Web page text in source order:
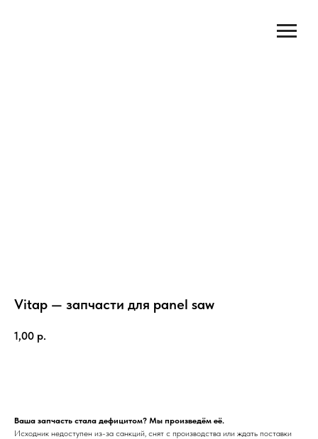
Vitap — запчасти для panel saw
1,00 р.
Ваша запчасть стала дефицитом? Мы произведём её.
Исходник недоступен из-за санкций, снят с производства или ждать поставки